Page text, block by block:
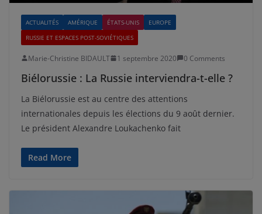
ACTUALITÉS AMÉRIQUE ÉTATS-UNIS
EUROPE
RUSSIE ET ESPACES POST-SOVIÉTIQUES
Marie-Christine BIDAULT 1 septembre 2020 0 Comments
Biélorussie : La Russie interviendra-t-elle ?
La Biélorussie est au centre des attentions
internationales depuis les élections du 9 août dernier.
Le président Alexandre Loukachenko fait
Read More